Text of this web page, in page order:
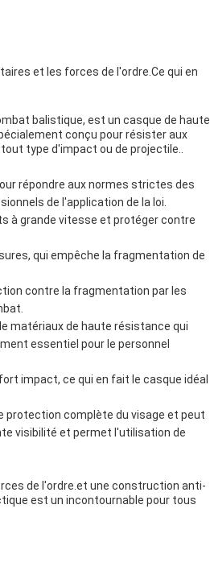
et les forces de l'ordre.Ce qui en
balistique, est un casque de haute
conçu pour résister aux
type d'impact ou de projectile..
répondre aux normes strictes des
de l'application de la loi.
à grande vitesse et protéger contre
qui empêche la fragmentation de
contre la fragmentation par les
matériaux de haute résistance qui
essentiel pour le personnel
impact, ce qui en fait le casque idéal
protection complète du visage et peut
visibilité et permet l'utilisation de
de l'ordre.et une construction anti-
est un incontournable pour tous